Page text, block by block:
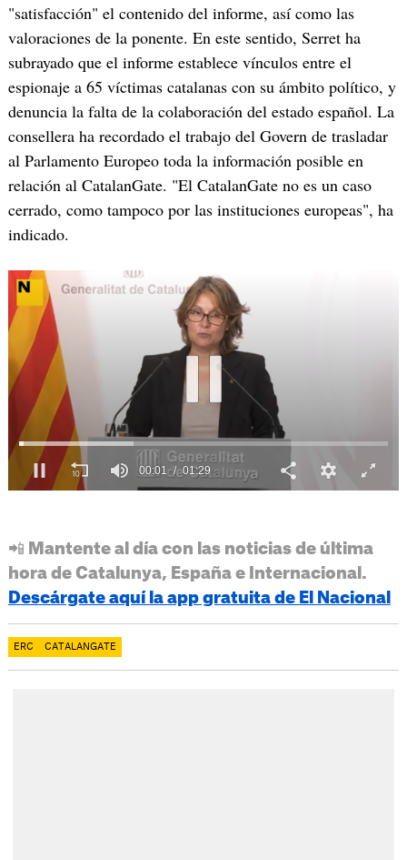
"satisfacción" el contenido del informe, así como las
valoraciones de la ponente. En este sentido, Serret ha
subrayado que el informe establece vínculos entre el
espionaje a 65 víctimas catalanas con su ámbito político, y
denuncia la falta de la colaboración del estado español. La
consellera ha recordado el trabajo del Govern de trasladar
al Parlamento Europeo toda la información posible en
relación al CatalanGate. "El CatalanGate no es un caso
cerrado, como tampoco por las instituciones europeas", ha
indicado.
📲 Mantente al día con las noticias de última
hora de Catalunya, España e Internacional.
Descárgate aquí la app gratuita de El Nacional
ERC CATALANGATE